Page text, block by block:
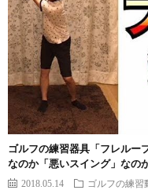
ゴルフの練習器具「フレルー
なのか「悪いスイング」なの
2018.05.14 ゴルフの練習